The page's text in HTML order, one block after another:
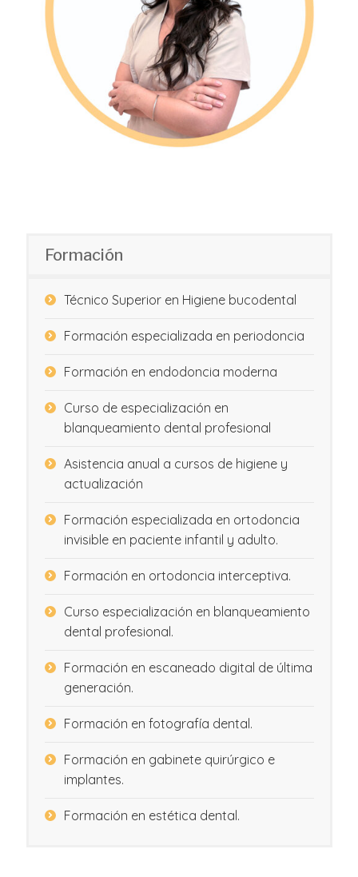
Formación
Técnico Superior en Higiene bucodental
Formación especializada en periodoncia
Formación en endodoncia moderna
Curso de especialización en
blanqueamiento dental profesional
Asistencia anual a cursos de higiene y
actualización
Formación especializada en ortodoncia
invisible en paciente infantil y adulto.
Formación en ortodoncia interceptiva.
Curso especialización en blanqueamiento
dental profesional.
Formación en escaneado digital de última
generación.
Formación en fotografía dental.
Formación en gabinete quirúrgico e
implantes.
Formación en estética dental.